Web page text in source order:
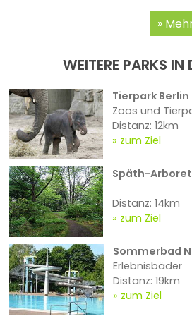
WEITERE PARKS IN
Tierpark Berlin
Zoos und
Distanz: 12km
zum Ziel
Späth-
Distanz: 14km
zum Ziel
Sommerbad
Erlebnisbäder
Distanz: 19km
zum Ziel